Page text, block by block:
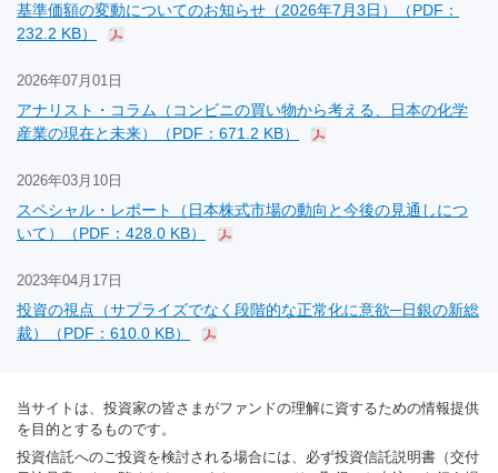
基準価額の変動についてのお知らせ（2026年7月3日）（PDF：
232.2 KB）
2026年07月01日
アナリスト・コラム（コンビニの買い物から考える、日本の化学
産業の現在と未来）（PDF：671.2 KB）
2026年03月10日
スペシャル・レポート（日本株式市場の動向と今後の見通しにつ
いて）（PDF：428.0 KB）
2023年04月17日
投資の視点（サプライズでなく段階的な正常化に意欲─日銀の新総
裁）（PDF：610.0 KB）
当サイトは、投資家の皆さまがファンドの理解に資するための情報提供
を目的とするものです。
投資信託へのご投資を検討される場合には、必ず投資信託説明書（交付